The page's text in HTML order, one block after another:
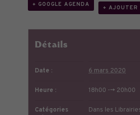
+ GOOGLE AGENDA
+ AJOUTER
Détails
Date : 6 mars 2020
Heure : 18h00 --> 20h00
Catégories
Dans les